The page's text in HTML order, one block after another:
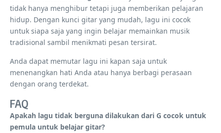
tidak hanya menghibur tetapi juga memberikan pelajaran
hidup. Dengan kunci gitar yang mudah, lagu ini cocok
untuk siapa saja yang ingin belajar memainkan musik
tradisional sambil menikmati pesan tersirat.
Anda dapat memutar lagu ini kapan saja untuk
menenangkan hati Anda atau hanya berbagi perasaan
dengan orang terdekat.
FAQ
Apakah lagu tidak berguna dilakukan dari G cocok untuk
pemula untuk belajar gitar?